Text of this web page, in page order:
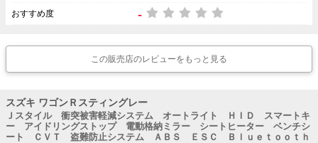
おすすめ度 -
この販売店のレビューをもっと見る
スズキ ワゴンＲスティングレー
Ｊスタイル 衝突被害軽減システム オートライト ＨＩＤ スマートキ
ー アイドリングストップ 電動格納ミラー シートヒーター ベンチシ
ート ＣＶＴ 盗難防止システム ＡＢＳ ＥＳＣ Ｂｌｕｅｔｏｏｔｈ